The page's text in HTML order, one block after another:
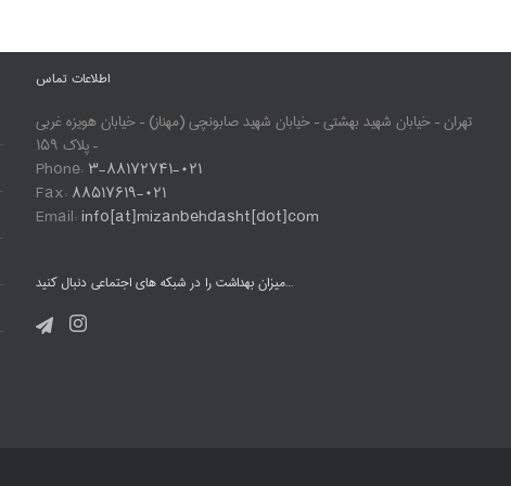
اطلاعات تماس
تهران – خیابان شهید بهشتی – خیابان شهید صابونچی (مهناز) – خیابان هویزه غربی
– پلاک ۱۵۹
Phone:۳-۸۸۱۷۲۷۴۱-۰۲۱
Fax:۸۸۵۱۷۶۱۹-۰۲۱
Email:info[at]mizanbehdasht[dot]com
میزان بهداشت را در شبکه های اجتماعی دنبال کنید…